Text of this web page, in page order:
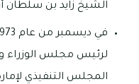
الشيخ زايد بن سلطان
المجلس التنفيذي